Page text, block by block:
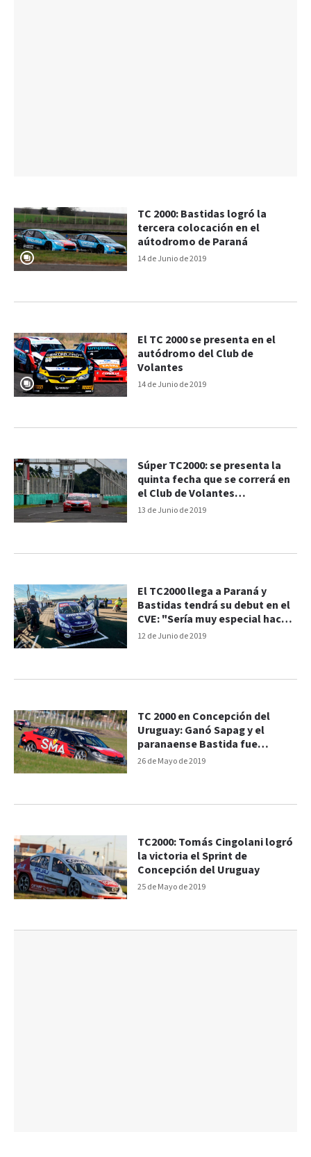
14 de Junio de 2019
TC 2000: Bastidas logró la
tercera colocación en el
aútodromo de Paraná
14 de Junio de 2019
El TC 2000 se presenta en el
autódromo del Club de
Volantes
13 de Junio de 2019
Súper TC2000: se presenta la
quinta fecha que se correrá en
el Club de Volantes
Entrerrianos
12 de Junio de 2019
El TC2000 llega a Paraná y
Bastidas tendrá su debut en el
CVE: "Sería muy especial hacer
podio"
26 de Mayo de 2019
TC 2000 en Concepción del
Uruguay: Ganó Sapag y el
paranaense Bastida fue
séptimo
25 de Mayo de 2019
TC2000: Tomás Cingolani logró
la victoria el Sprint de
Concepción del Uruguay